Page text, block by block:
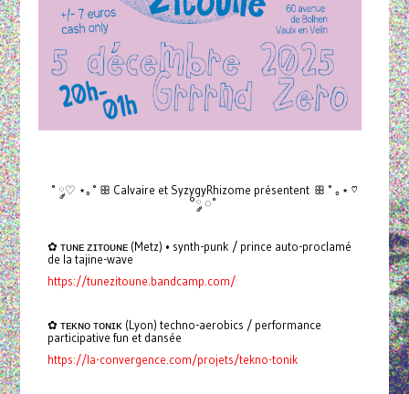
˚ ◌༘♡ ⋆｡˚ ꕥ Calvaire et SyzygyRhizome présentent ꕥ ˚ ｡⋆ ♡
°༘ ◌˚
✿ ᴛᴜɴᴇ ᴢɪᴛᴏᴜɴᴇ (Metz) • synth-punk / prince auto-proclamé
de la tajine-wave
https://tunezitoune.bandcamp.com/
✿ ᴛᴇᴋɴᴏ ᴛᴏɴɪᴋ (Lyon) techno-aerobics / performance
participative fun et dansée
https://la-convergence.com/projets/tekno-tonik